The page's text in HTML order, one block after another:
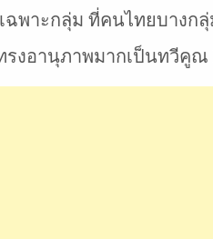
ฉพาะกลุ่ม ที่คนไทยบางก
งอานุภาพมากเป็นทวีคูณ